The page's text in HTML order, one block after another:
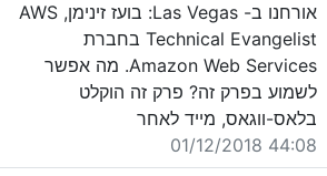
אורחנו ב- Las Vegas: בועז זינימן, AWS
Technical Evangelist בחברת
Amazon Web Services. מה אפשר
לשמוע בפרק זה? פרק זה הוקלט
בלאס-ווגאס, מייד לאחר
44:08 01/12/2018